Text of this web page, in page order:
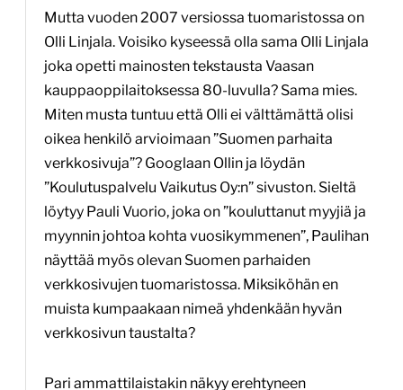
Mutta vuoden 2007 versiossa tuomaristossa on
Olli Linjala. Voisiko kyseessä olla sama Olli Linjala
joka opetti mainosten tekstausta Vaasan
kauppaoppilaitoksessa 80-luvulla? Sama mies.
Miten musta tuntuu että Olli ei välttämättä olisi
oikea henkilö arvioimaan ”Suomen parhaita
verkkosivuja”? Googlaan Ollin ja löydän
”Koulutuspalvelu Vaikutus Oy:n” sivuston. Sieltä
löytyy Pauli Vuorio, joka on ”kouluttanut myyjiä ja
myynnin johtoa kohta vuosikymmenen”, Paulihan
näyttää myös olevan Suomen parhaiden
verkkosivujen tuomaristossa. Miksiköhän en
muista kumpaakaan nimeä yhdenkään hyvän
verkkosivun taustalta?
Pari ammattilaistakin näkyy erehtyneen